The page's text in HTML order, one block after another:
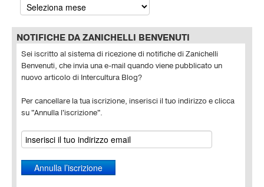
NOTIFICHE DA ZANICHELLI BENVENUTI
Sei iscritto al sistema di ricezione di notifiche di Zanichelli
Benvenuti, che invia una e-mail quando viene pubblicato un
nuovo articolo di Intercultura Blog?
Per cancellare la tua iscrizione, inserisci il tuo indirizzo e clicca
su "Annulla l'iscrizione".